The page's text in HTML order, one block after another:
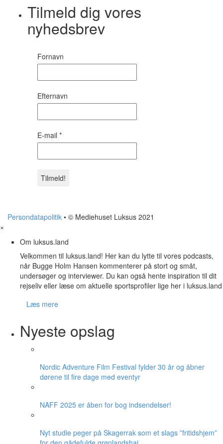
Tilmeld dig vores
nyhedsbrev
Fornavn
Efternavn
E-mail *
Persondatapolitik • © Mediehuset Luksus 2021
×
Om luksus.land
Velkommen til luksus.land! Her kan du lytte til vores podcasts,
når Bugge Holm Hansen kommenterer på stort og småt,
undersøger og interviewer. Du kan også hente inspiration til dit
rejseliv eller læse om aktuelle sportsprofiler lige her i luksus.land
Læs mere
Nyeste opslag
Nordic Adventure Film Festival fylder 30 år og åbner
dørene til fire dage med eventyr
NAFF 2025 er åben for bog indsendelser!
Nyt studie peger på Skagerrak som et slags ”fritidshjem”